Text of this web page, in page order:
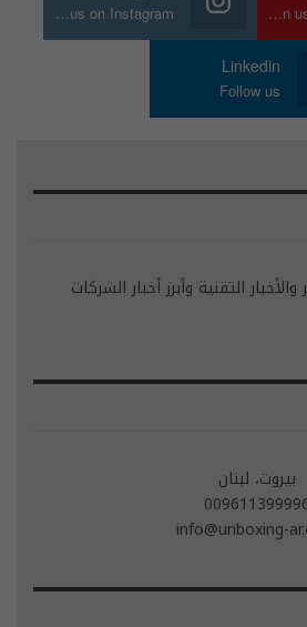
Join us on Youtube
Join us on Instagram
Linkedin
Follow us
التقنية وأبرز أخبار الشركات
بيروت، لبنان
info@unboxing-